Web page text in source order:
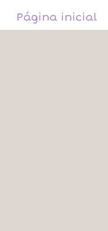
Página inicial